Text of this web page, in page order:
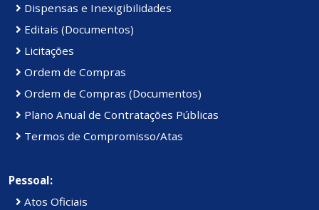
Dispensas e Inexigibilidades
Editais (Documentos)
Licitações
Ordem de Compras
Ordem de Compras (Documentos)
Plano Anual de Contratações Públicas
Termos de Compromisso/Atas
Pessoal:
Atos Oficiais